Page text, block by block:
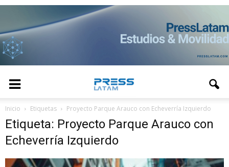
Inicio Etiquetas Proyecto Parque Arauco con Echeverría Izquierdo
Etiqueta: Proyecto Parque Arauco con
Echeverría Izquierdo